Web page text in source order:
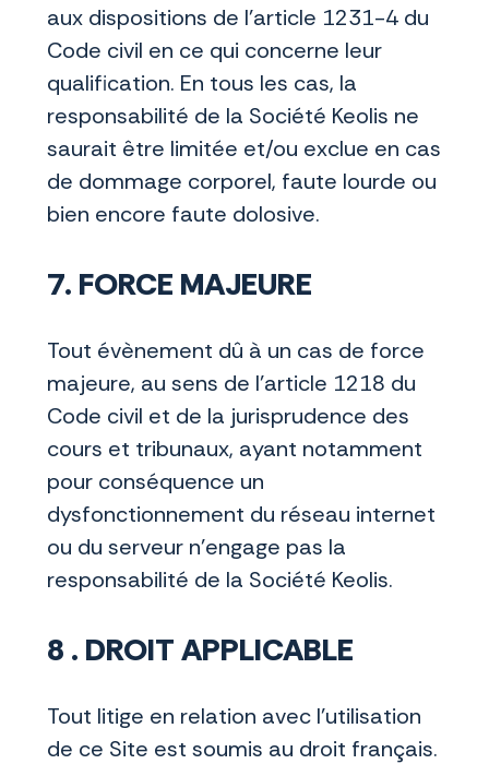
aux dispositions de l’article 1231-4 du
Code civil en ce qui concerne leur
qualification. En tous les cas, la
responsabilité de la Société Keolis ne
saurait être limitée et/ou exclue en cas
de dommage corporel, faute lourde ou
bien encore faute dolosive.
7. FORCE MAJEURE
Tout évènement dû à un cas de force
majeure, au sens de l’article 1218 du
Code civil et de la jurisprudence des
cours et tribunaux, ayant notamment
pour conséquence un
dysfonctionnement du réseau internet
ou du serveur n’engage pas la
responsabilité de la Société Keolis.
8 . DROIT APPLICABLE
Tout litige en relation avec l’utilisation
de ce Site est soumis au droit français.